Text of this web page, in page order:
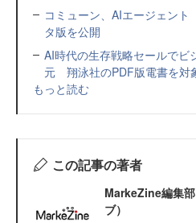
コミューン、AIエージェン
タ版を公開
AI時代の生存戦略セールでビ
元 翔泳社のPDF版電書を対
もっと読む
この記事の著者
MarkeZine編集
ブ）